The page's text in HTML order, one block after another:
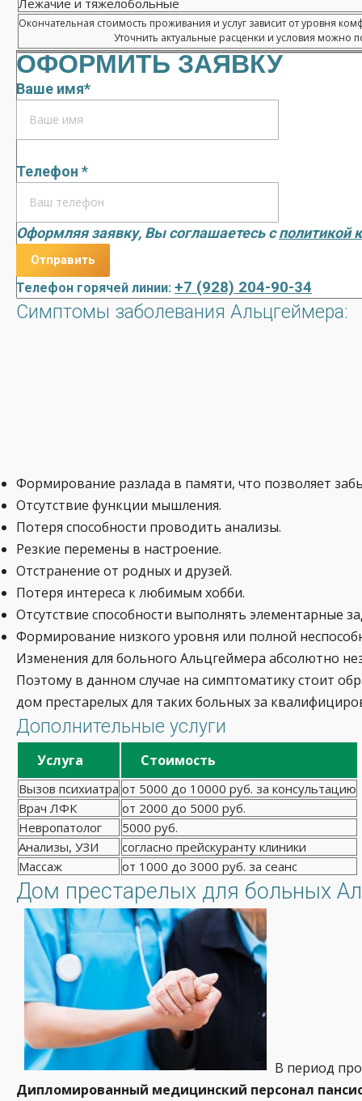
Окончательная стоимость проживания и услуг зависит от уровня
Уточнить актуальные расценки и условия можно
ОФОРМИТЬ ЗАЯВКУ
Ваше имя*
Телефон *
Оформляя заявку, Вы соглашаетесь сполитикой
Телефон горячей линии: +7 (928) 204-90-34
Симптомы заболевания Альцгеймера:
Формирование разлада в памяти, что позволяет
Отсутствие функции мышления.
Потеря способности проводить анализы.
Резкие перемены в настроение.
Отстранение от родных и друзей.
Потеря интереса к любимым хобби.
Отсутствие способности выполнять элементарные
Формирование низкого уровня или полной
Изменения для больного Альцгеймера абсолютно
Поэтому в данном случае на симптоматику стоит
дом престарелых для таких больных за
Дополнительные услуги
Услуга Стоимость
Вызов психиатра от 5000 до 10000 руб. за консультацию
Врач ЛФК
от 2000 до 5000 руб.
Невропатолог
5000 руб.
Анализы, УЗИ
согласно прейскуранту клиники
Массаж
от 1000 до 3000 руб. за сеанс
Дом престарелых для больных
В период
Дипломированный медицинский персонал